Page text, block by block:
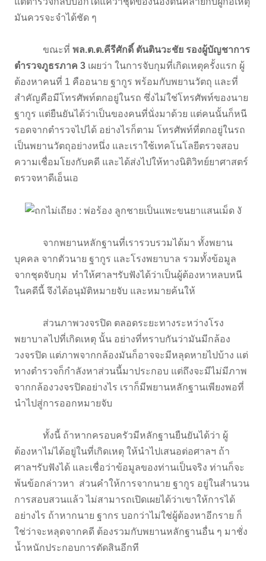
มันควรจะจำได้ชัด ๆ
ขณะที่ พล.ต.ต.คีรีศักดิ์ ตันตินวะชัย รองผู้บัญชาการ
ตำรวจภูธรภาค 3 เผยว่า ในการจับกุมที่เกิดเหตุครั้งแรก ผู้
ต้องหาคนที่ 1 คืออนาย ฐากูร พร้อมกับพยานวัตถุ และที่
สำคัญคือมีโทรศัพท์ตกอยู่ในรถ ซึ่งไม่ใช่โทรศัพท์ของนาย
ฐากูร แต่ยืนยันได้ว่าเป็นของคนที่นั่งมาด้วย แต่คนนั้นก็หนี
รอดจากตำรวจไปได้ อย่างไรก็ตาม โทรศัพท์ที่ตกอยู่ในรถ
เป็นพยานวัตถุอย่างหนึ่ง และเราใช้เทคโนโลยีตรวจสอบ
ความเชื่อมโยงกับคดี และได้ส่งไปให้ทางนิติวิทย์ยาศาสตร์
ตรวจหาดีเอ็นเอ
จากพยานหลักฐานที่เรารวบรวมได้มา ทั้งพยาน
บุคคล จากตัวนาย ฐากูร และโรงพยาบาล รวมทั้งข้อมูล
จากชุดจับกุม ทำให้ศาลฯรับฟังได้ว่าเป็นผู้ต้องหาหลบหนี
ในคดีนี้ จึงได้อนุมัติหมายจับ และหมายค้นให้
ส่วนภาพวงจรปิด ตลอดระยะทางระหว่างโรง
พยาบาลไปที่เกิดเหตุ นั้น อย่างที่ทราบกันว่ามันมีกล้อง
วงจรปิด แต่ภาพจากกล้องมันก็อาจจะมีหลุดหายไปบ้าง แต่
ทางตำรวจก็กำลังหาส่วนนี้มาประกอบ แต่ถึงจะมีไม่มีภาพ
จากกล้องวงจรปิดอย่างไร เราก็มีพยานหลักฐานเพียงพอที่
นำไปสู่การออกหมายจับ
ทั้งนี้ ถ้าหากครอบครัวมีหลักฐานยืนยันได้ว่า ผู้
ต้องหาไม่ได้อยู่ในที่เกิดเหตุ ให้นำไปเสนอต่อศาลฯ ถ้า
ศาลฯรับฟังได้ และเชื่อว่าข้อมูลของท่านเป็นจริง ท่านก็จะ
พ้นข้อกล่าวหา ส่วนคำให้การจากนาย ฐากูร อยู่ในสำนวน
การสอบสวนแล้ว ไม่สามารถเปิดเผยได้ว่าเขาให้การได้
อย่างไร ถ้าหากนาย ฐากร บอกว่าไม่ใช่ผู้ต้องหาอีกราย ก็
ใช่ว่าจะหลุดจากคดี ต้องรวมกับพยานหลักฐานอื่น ๆ มาชั่ง
น้ำหนักประกอบการตัดสินอีกที